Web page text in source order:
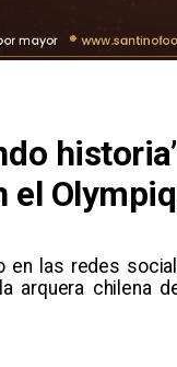
en las redes
arquera chilena